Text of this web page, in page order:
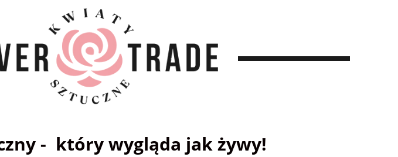
- który wygląda jak żywy!